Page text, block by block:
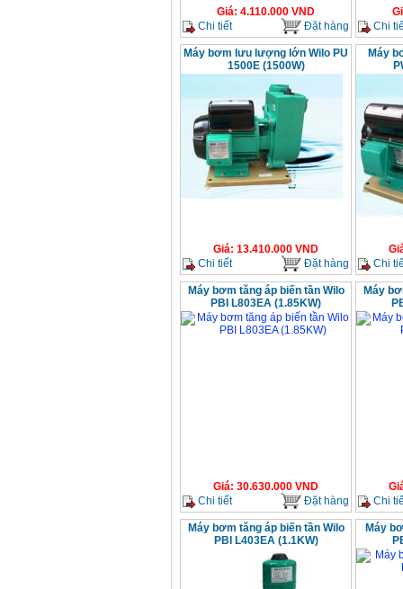
Giá: 4.110.000 VND
Chi tiết
Đặt hàng
Chi
Máy bơm lưu lượng lớn Wilo PU
1500E (1500W)
Giá: 13.410.000 VND
Chi tiết
Đặt hàng
Máy
Chi
Máy bơm tăng áp biến tần Wilo
PBI L803EA (1.85KW)
Giá: 30.630.000 VND
Chi tiết
Đặt hàng
Máy
Chi
Máy bơm tăng áp biến tần Wilo
PBI L403EA (1.1KW)
Máy